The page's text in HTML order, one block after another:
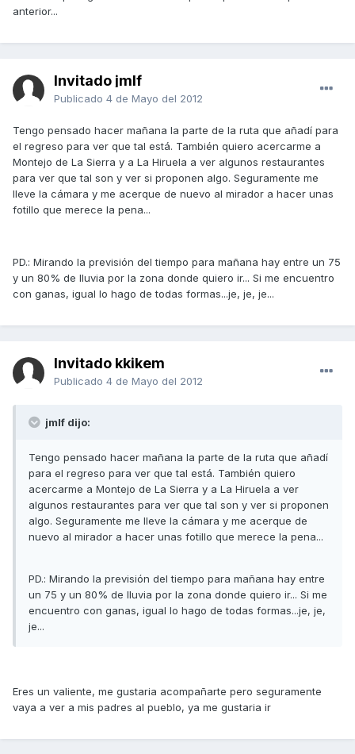
anterior...
Invitado jmlf
Publicado 4 de Mayo del 2012
Tengo pensado hacer mañana la parte de la ruta que añadí para
el regreso para ver que tal está. También quiero acercarme a
Montejo de La Sierra y a La Hiruela a ver algunos restaurantes
para ver que tal son y ver si proponen algo. Seguramente me
lleve la cámara y me acerque de nuevo al mirador a hacer unas
fotillo que merece la pena...
PD.: Mirando la previsión del tiempo para mañana hay entre un 75
y un 80% de lluvia por la zona donde quiero ir... Si me encuentro
con ganas, igual lo hago de todas formas...je, je, je...
Invitado kkikem
Publicado 4 de Mayo del 2012
jmlf dijo:
Tengo pensado hacer mañana la parte de la ruta que añadí
para el regreso para ver que tal está. También quiero
acercarme a Montejo de La Sierra y a La Hiruela a ver
algunos restaurantes para ver que tal son y ver si proponen
algo. Seguramente me lleve la cámara y me acerque de
nuevo al mirador a hacer unas fotillo que merece la pena...
PD.: Mirando la previsión del tiempo para mañana hay entre
un 75 y un 80% de lluvia por la zona donde quiero ir... Si me
encuentro con ganas, igual lo hago de todas formas...je, je,
je...
Eres un valiente, me gustaria acompañarte pero seguramente
vaya a ver a mis padres al pueblo, ya me gustaria ir